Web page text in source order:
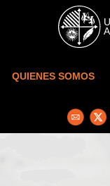
Skip to main content
QUIENES SOMOS